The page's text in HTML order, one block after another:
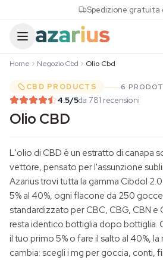
Spedizione gratuita
Home Negozio Cbd Olio Cbd
CBD PRODUCTS 6
4.5/5da 781 recensioni
Olio CBD
L'olio di CBD è un estratto di canapa
vettore, pensato per l'assunzione
Azarius trovi tutta la gamma Cibdol
5% al 40%, ogni flacone da 250
standardizzato per CBC, CBG, CBN e
resta identico bottiglia dopo bottiglia.
il tuo primo 5% o fare il salto al 40%,
cambia: scegli i mg per goccia, conti,